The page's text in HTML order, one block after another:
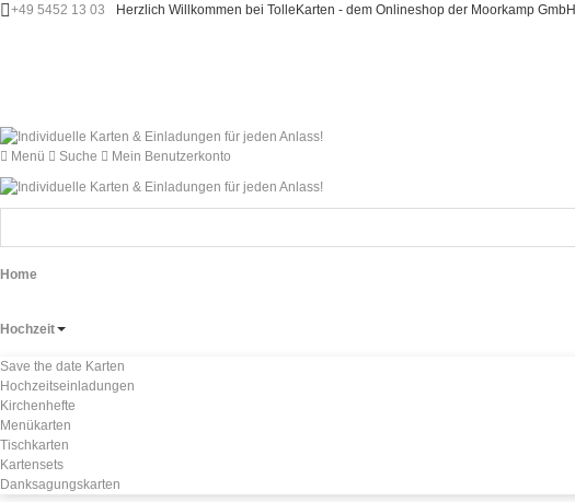
+49 5452 13 03 Herzlich Willkommen bei TolleKarten - dem Onlineshop der Moorkamp GmbH
Menü Suche Mein Benutzerkonto
Home
Hochzeit
Save the date Karten
Hochzeitseinladungen
Kirchenhefte
Menükarten
Tischkarten
Kartensets
Danksagungskarten